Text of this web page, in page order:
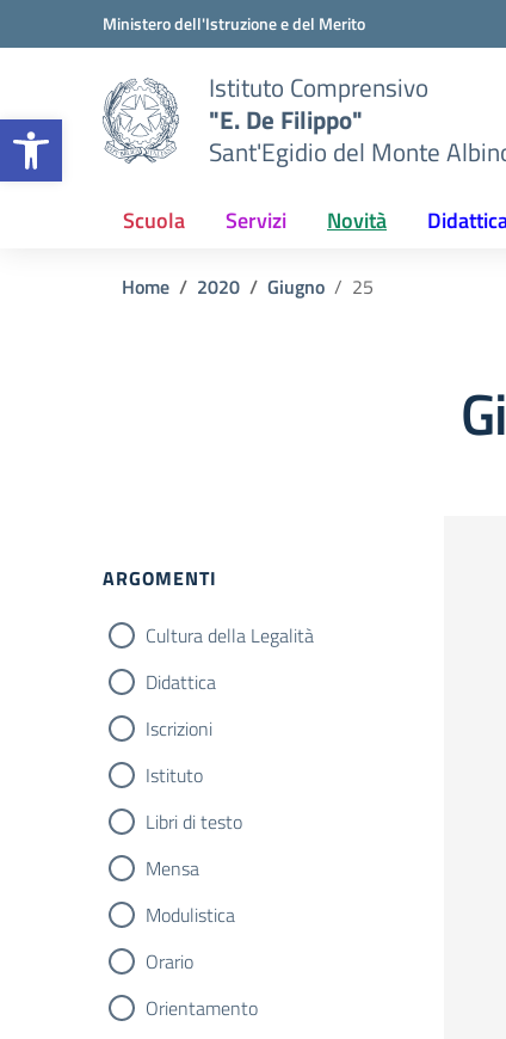
Apri la barra degli strumenti
Vai ai contenuti
Vai al menu di navigazioneMinistero dell'Istruzione e del Merito
Istituto Comprensivo
"E. De Filippo"
Sant'Egidio del Monte
Scuola Servizi Novità
Home 2020 Giugno 25
ARGOMENTI
Cultura della Legalità
Didattica
Iscrizioni
Istituto
Libri di testo
Mensa
Modulistica
Orario
Orientamento